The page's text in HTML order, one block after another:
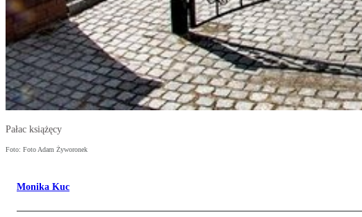
Pałac książęcy
Foto: Foto Adam Żyworonek
Monika Kuc